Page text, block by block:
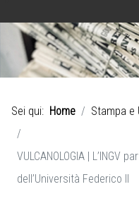
Sei qui: Home Stampa e
VULCANOLOGIA | L’INGV
dell’Università Federico II